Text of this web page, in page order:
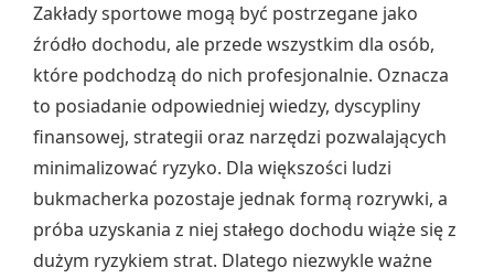
Zakłady sportowe mogą być postrzegane jako
źródło dochodu, ale przede wszystkim dla osób,
które podchodzą do nich profesjonalnie. Oznacza
to posiadanie odpowiedniej wiedzy, dyscypliny
finansowej, strategii oraz narzędzi pozwalających
minimalizować ryzyko. Dla większości ludzi
bukmacherka pozostaje jednak formą rozrywki, a
próba uzyskania z niej stałego dochodu wiąże się z
dużym ryzykiem strat. Dlatego niezwykle ważne